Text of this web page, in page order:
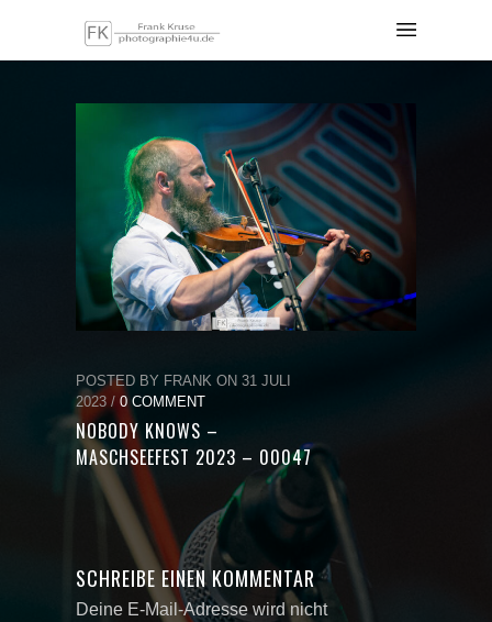
POSTED BY FRANK ON 31 JULI
2023 / 0 COMMENT
NOBODY KNOWS –
MASCHSEEFEST 2023 – 00047
SCHREIBE EINEN KOMMENTAR
Deine E-Mail-Adresse wird nicht